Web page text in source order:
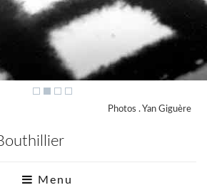
Photos . Yan Giguère
Menu